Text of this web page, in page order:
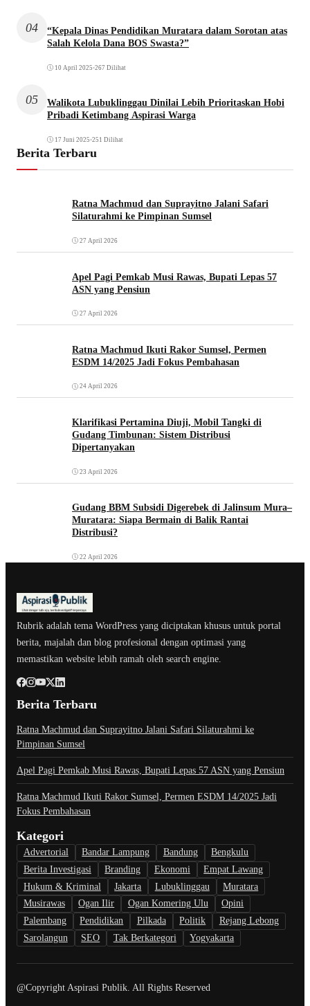
04
“Kepala Dinas Pendidikan Muratara dalam Sorotan atas
Salah Kelola Dana BOS Swasta?”
10 April 2025 •267 Dilihat
05
Walikota Lubuklinggau Dinilai Lebih Prioritaskan Hobi
Pribadi Ketimbang Aspirasi Warga
17 Juni 2025 •251 Dilihat
Berita Terbaru
Ratna Machmud dan Suprayitno Jalani Safari
Silaturahmi ke Pimpinan Sumsel
27 April 2026
Apel Pagi Pemkab Musi Rawas, Bupati Lepas 57
ASN yang Pensiun
27 April 2026
Ratna Machmud Ikuti Rakor Sumsel, Permen
ESDM 14/2025 Jadi Fokus Pembahasan
24 April 2026
Klarifikasi Pertamina Diuji, Mobil Tangki di
Gudang Timbunan: Sistem Distribusi
Dipertanyakan
23 April 2026
Gudang BBM Subsidi Digerebek di Jalinsum Mura–
Muratara: Siapa Bermain di Balik Rantai
Distribusi?
22 April 2026
Rubrik adalah tema WordPress yang diciptakan khusus untuk portal
berita, majalah dan blog profesional dengan optimasi yang
memastikan website lebih ramah oleh search engine.
Berita Terbaru
Ratna Machmud dan Suprayitno Jalani Safari Silaturahmi ke
Pimpinan Sumsel
Apel Pagi Pemkab Musi Rawas, Bupati Lepas 57 ASN yang Pensiun
Ratna Machmud Ikuti Rakor Sumsel, Permen ESDM 14/2025 Jadi
Fokus Pembahasan
Kategori
Advertorial Bandar Lampung Bandung
Bengkulu
Berita Investigasi
Branding Ekonomi
Empat Lawang
Hukum & Kriminal
Jakarta Lubuklinggau
Muratara
Musirawas
Ogan Ilir Ogan Komering Ulu
Opini
Palembang
Pendidikan Pilkada Politik
Rejang Lebong
Sarolangun
SEO Tak Berkategori Yogyakarta
@Copyright Aspirasi Publik. All Rights Reserved